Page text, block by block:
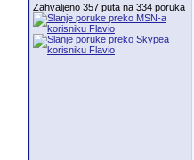
Zahvaljeno 357 puta na 334 poruka